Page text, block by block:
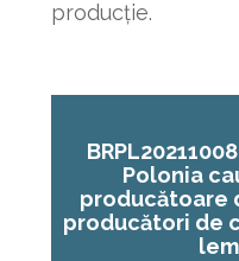
producție.
Polonia
producătoare
producători de